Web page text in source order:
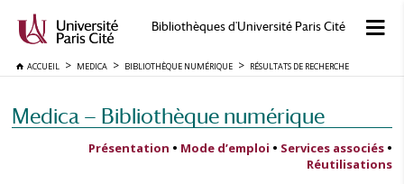
Bibliothèques d'Université Paris Cité
ACCUEIL MEDICA BIBLIOTHÈQUE NUMÉRIQUE RÉSULTATS DE RECHERCHE
Medica — Bibliothèque numérique
Présentation • Mode d’emploi • Services associés •
Réutilisations